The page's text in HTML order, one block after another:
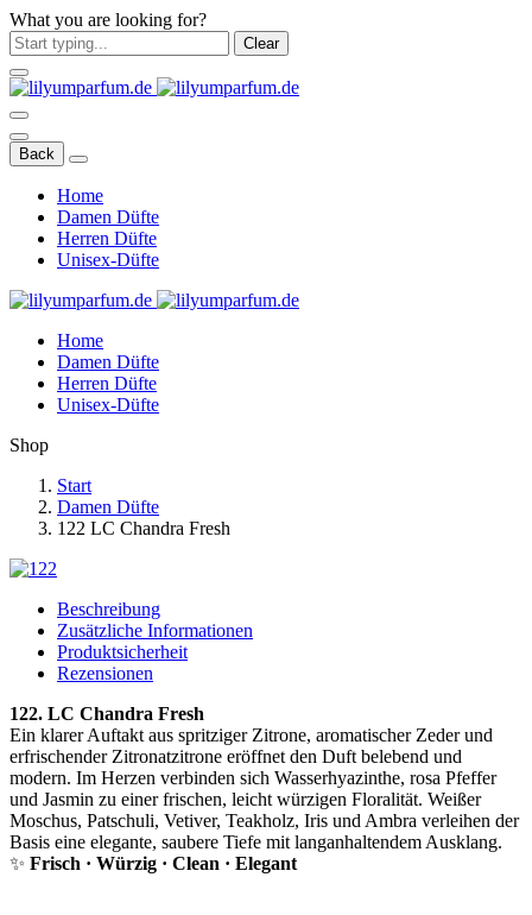
What you are looking for?
Clear
Back
Home
Damen Düfte
Herren Düfte
Unisex-Düfte
Home
Damen Düfte
Herren Düfte
Unisex-Düfte
Shop
Start
Damen Düfte
122 LC Chandra Fresh
Beschreibung
Zusätzliche Informationen
Produktsicherheit
Rezensionen
122. LC Chandra Fresh
Ein klarer Auftakt aus spritziger Zitrone, aromatischer Zeder und
erfrischender Zitronatzitrone eröffnet den Duft belebend und
modern. Im Herzen verbinden sich Wasserhyazinthe, rosa Pfeffer
und Jasmin zu einer frischen, leicht würzigen Floralität. Weißer
Moschus, Patschuli, Vetiver, Teakholz, Iris und Ambra verleihen der
Basis eine elegante, saubere Tiefe mit langanhaltendem Ausklang.
✨ Frisch · Würzig · Clean · Elegant